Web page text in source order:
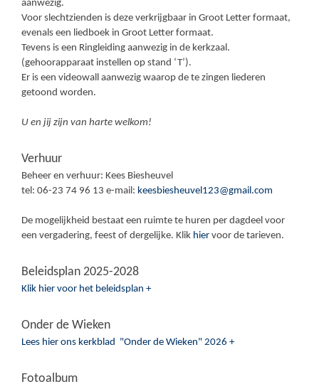
aanwezig.
Voor slechtzienden is deze verkrijgbaar in Groot Letter formaat,
evenals een liedboek in Groot Letter formaat.
Tevens is een Ringleiding aanwezig in de kerkzaal.
(gehoorapparaat instellen op stand ‘T’).
Er is een videowall aanwezig waarop de te zingen liederen
getoond worden.
U en jij zijn van harte welkom!
Verhuur
Beheer en verhuur: Kees Biesheuvel
tel: 06-23 74 96 13 e-mail: keesbiesheuvel123@gmail.com
De mogelijkheid bestaat een ruimte te huren per dagdeel voor
een vergadering, feest of dergelijke. Klik hier voor de tarieven.
Beleidsplan 2025-2028
Klik hier voor het beleidsplan +
Onder de Wieken
Lees hier ons kerkblad "Onder de Wieken" 2026 +
Fotoalbum